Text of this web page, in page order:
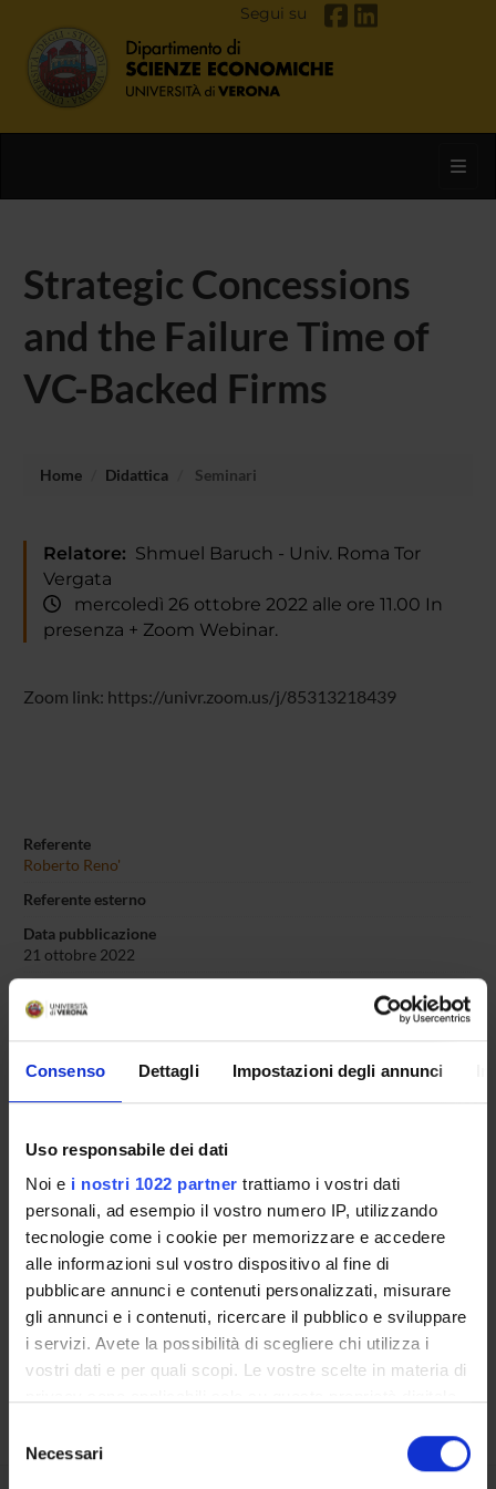
Consenso Dettagli Impostazioni degli annunci
Uso responsabile dei dati
Noi e i nostri 1022 partner trattiamo i vostri dati
personali, ad esempio il vostro numero IP, utilizzando
tecnologie come i cookie per memorizzare e accedere
alle informazioni sul vostro dispositivo al fine di
pubblicare annunci e contenuti personalizzati, misurare
gli annunci e i contenuti, ricercare il pubblico e sviluppare
i servizi. Avete la possibilità di scegliere chi utilizza i
vostri dati e per quali scopi. Le vostre scelte in materia di
modificare o revocare il proprio consenso in qualsiasi
momento dalla Dichiarazione sui cookie o facendo clic
delNecessari
Segui su
Strategic Concessions
and the Failure Time of
VC-Backed Firms
Home Didattica Seminari
Relatore: Shmuel Baruch - Univ. Roma Tor
Vergata
mercoledì 26 ottobre 2022 alle ore 11.00 In
presenza + Zoom Webinar.
Zoom link: https://univr.zoom.us/j/85313218439
Referente
Roberto Reno'
Referente esterno
Data pubblicazione
21 ottobre 2022
OFFERTA FORMATIVA
DOTTORATI, MASTER E FORMAZIONE SUPERIORE
Contatti
Persone
Luoghi
Calendario